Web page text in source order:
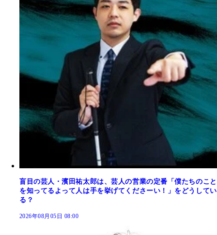
盲目の芸人・濱田祐太郎は、芸人の営業の定番「僕たちのこと
を知ってるよって人は手を挙げてくださーい！」をどうしてい
る？
2026年08月05日 08:00